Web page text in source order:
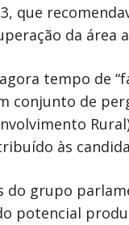
que
da área
tempo de
conjunto de
às
do grupo
potencial